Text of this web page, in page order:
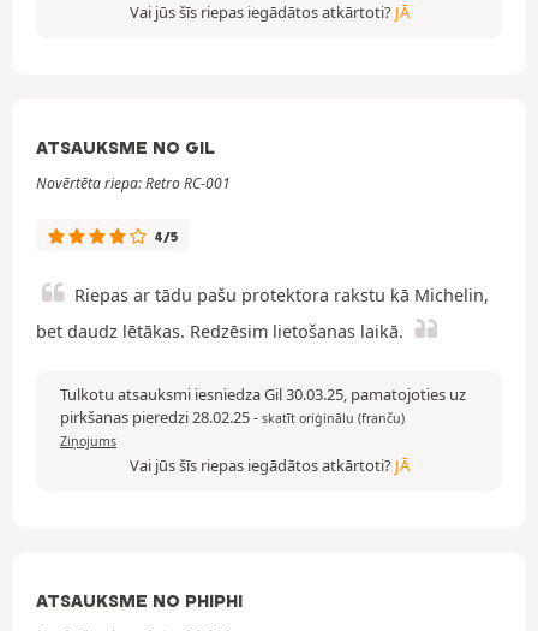
Vai jūs šīs riepas iegādātos atkārtoti? JĀ
ATSAUKSME NO GIL
Novērtēta riepa: Retro RC-001
4/5
Riepas ar tādu pašu protektora rakstu kā Michelin,
bet daudz lētākas. Redzēsim lietošanas laikā.
Tulkotu atsauksmi iesniedza Gil 30.03.25, pamatojoties uz
pirkšanas pieredzi 28.02.25- skatīt oriģinālu (franču)
Ziņojums
Vai jūs šīs riepas iegādātos atkārtoti? JĀ
ATSAUKSME NO PHIPHI